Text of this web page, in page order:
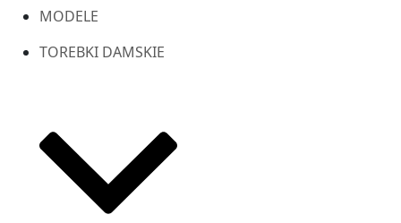
MODELE
TOREBKI DAMSKIE